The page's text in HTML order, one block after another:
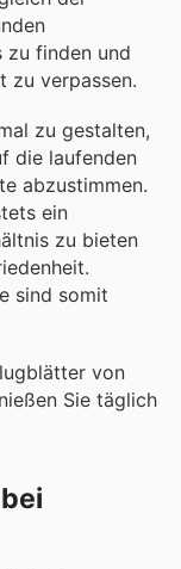
zu finden und
zu verpassen.
zu gestalten,
die laufenden
abzustimmen.
ein
zu bieten
sind somit
von
Sie täglich